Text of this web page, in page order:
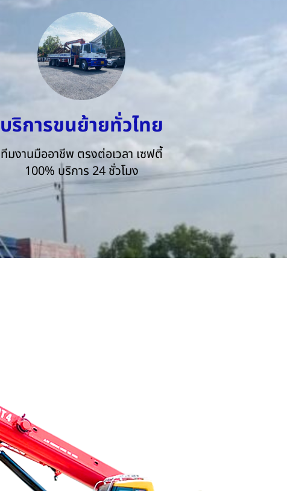
บริการขนย้ายทั่วไทย
ทีมงานมืออาชีพ ตรงต่อเวลา เซฟตี้
100% บริการ 24 ชั่วโมง